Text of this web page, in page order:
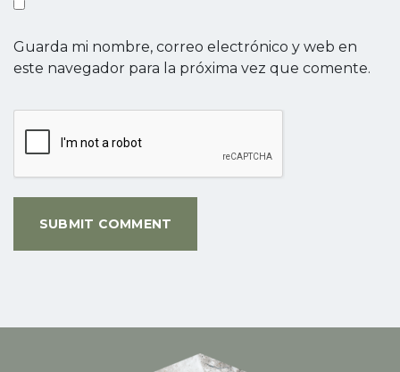
Guarda mi nombre, correo electrónico y web en
este navegador para la próxima vez que comente.